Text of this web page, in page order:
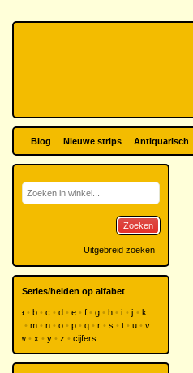
Blog Nieuwe strips Antiquarisch
Zoeken
Uitgebreid zoeken
Series/helden op alfabet
a b c d e f g h i j
k
m n o p q r s t u
v
w
x y z cijfers